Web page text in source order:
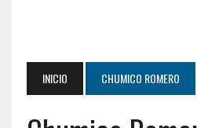
INICIO CHUMICO ROMERO